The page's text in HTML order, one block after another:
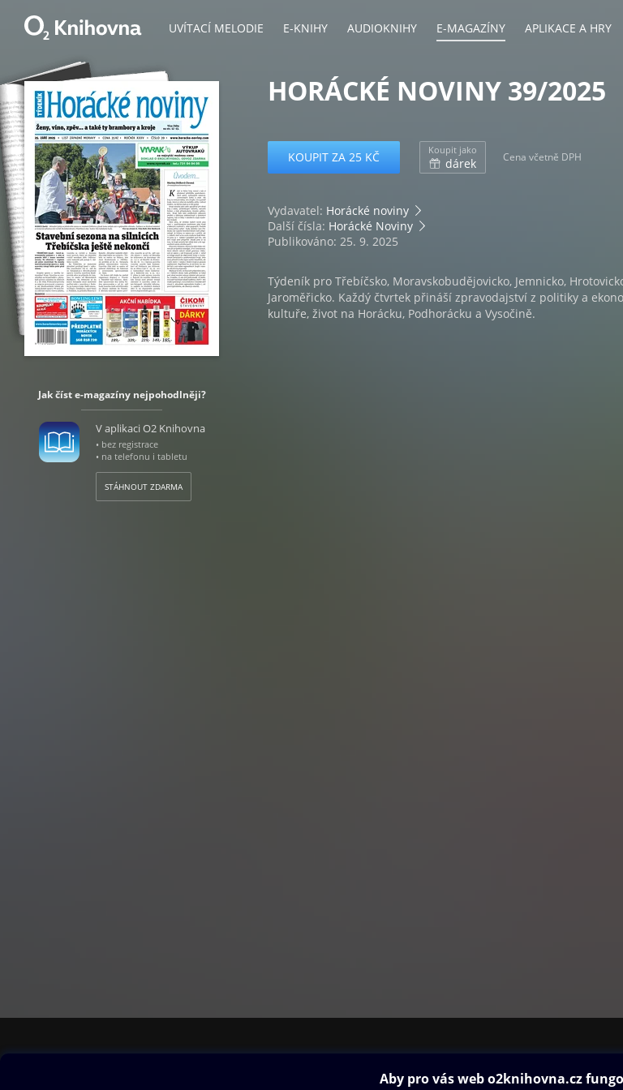
UVÍTACÍ MELODIE E-KNIHY AUDIOKNIHY E-MAGAZÍNY APLIKACE A HRY
Jak číst e-magazíny nejpohodlněji?
V aplikaci O2 Knihovna
• bez registrace
• na telefonu i tabletu
STÁHNOUT ZDARMA
HORÁCKÉ NOVINY 39/2025
KOUPIT ZA 25 KČ Koupit jako
dárek Cena včetně DPH
Vydavatel: Horácké noviny
Další čísla: Horácké Noviny
Publikováno: 25. 9. 2025
Týdeník pro Třebíčsko, Moravskobudějovicko, Jemnicko,
Jaroměřicko. Každý čtvrtek přináší zpravodajství z politiky a
kultuře, život na Horácku, Podhorácku a Vysočině.